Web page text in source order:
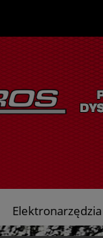
Elektronarzędzia